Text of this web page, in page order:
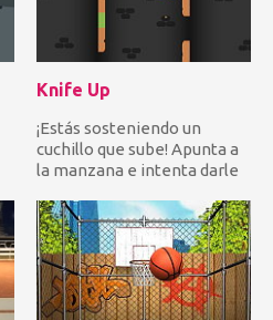
Knife Up
¡Estás sosteniendo un
cuchillo que sube! Apunta a
la manzana e intenta darle